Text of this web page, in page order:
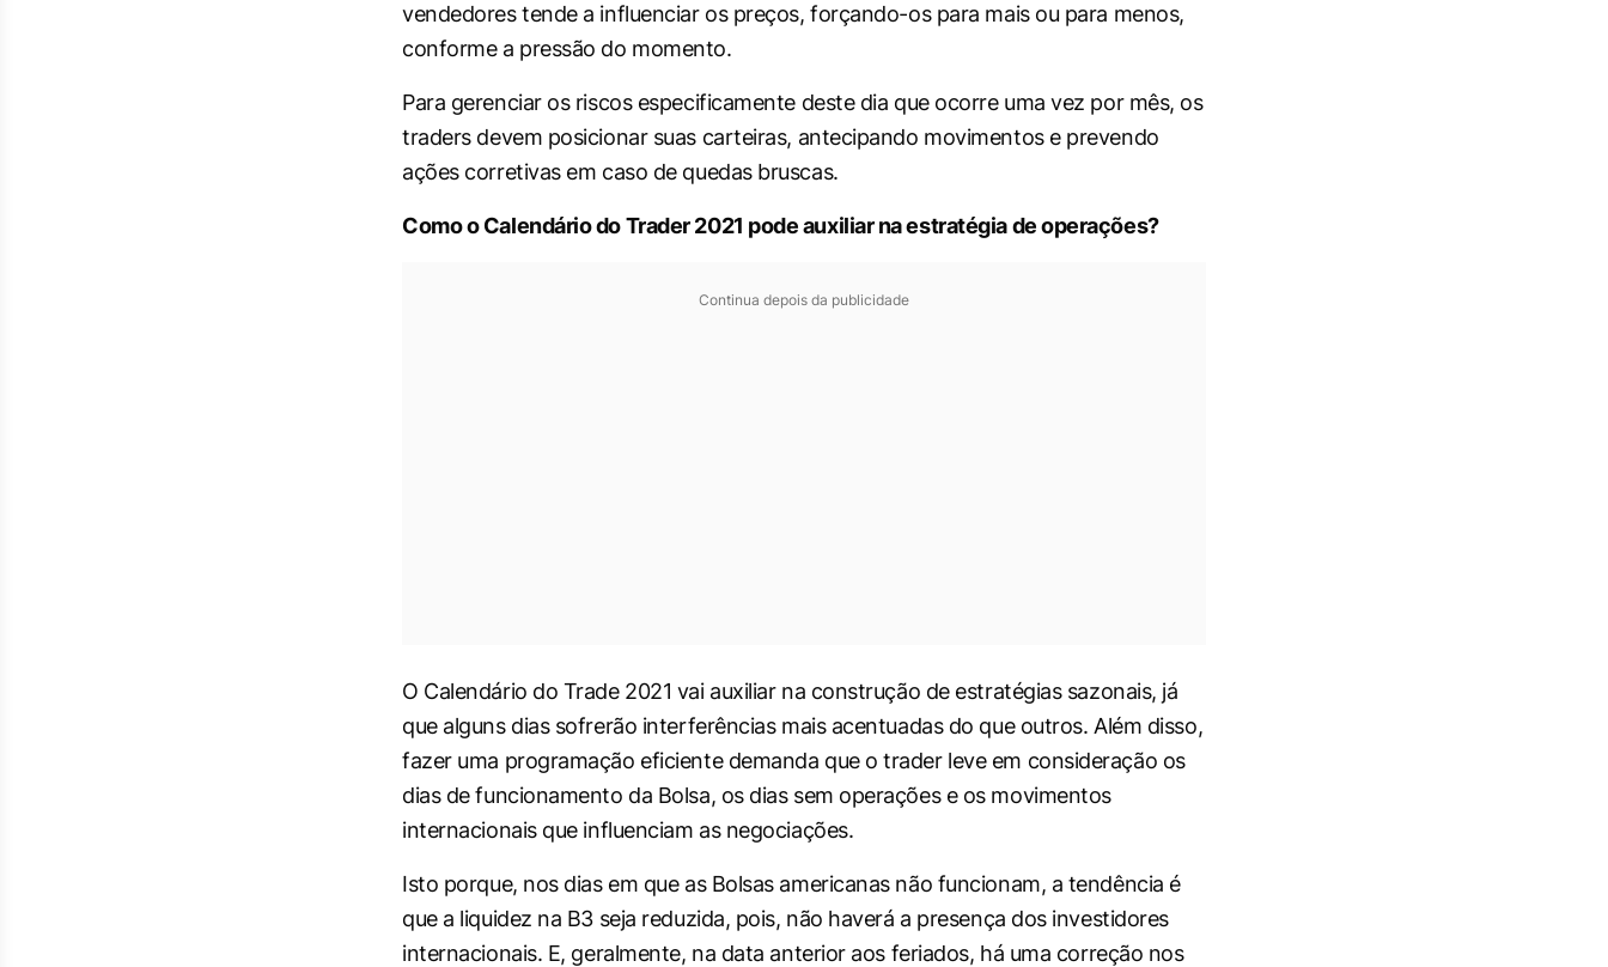
vendedores tende a influenciar os preços, forçando-os para mais ou para menos,
conforme a pressão do momento.
Para gerenciar os riscos especificamente deste dia que ocorre uma vez por mês, os
traders devem posicionar suas carteiras, antecipando movimentos e prevendo
ações corretivas em caso de quedas bruscas.
Como o Calendário do Trader 2021 pode auxiliar na estratégia de operações?
Continua depois da publicidade
O Calendário do Trade 2021 vai auxiliar na construção de estratégias sazonais, já
que alguns dias sofrerão interferências mais acentuadas do que outros. Além disso,
fazer uma programação eficiente demanda que o trader leve em consideração os
dias de funcionamento da Bolsa, os dias sem operações e os movimentos
internacionais que influenciam as negociações.
Isto porque, nos dias em que as Bolsas americanas não funcionam, a tendência é
que a liquidez na B3 seja reduzida, pois, não haverá a presença dos investidores
internacionais. E, geralmente, na data anterior aos feriados, há uma correção nos